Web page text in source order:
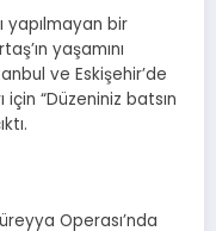
yapılmayan bir
yaşamını
ve Eskişehir’de
“Düzeniniz batsın
Operası’nda